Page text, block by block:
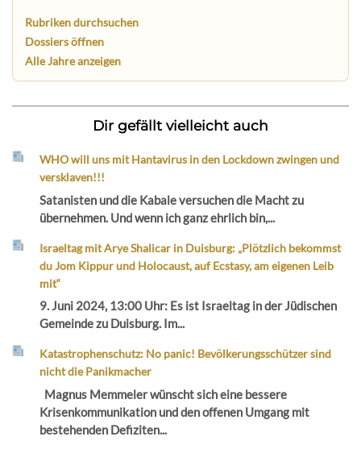
Rubriken durchsuchen
Dossiers öffnen
Alle Jahre anzeigen
Dir gefällt vielleicht auch
WHO will uns mit Hantavirus in den Lockdown zwingen und
versklaven!!!
Satanisten und die Kabale versuchen die Macht zu
übernehmen. Und wenn ich ganz ehrlich bin,...
Israeltag mit Arye Shalicar in Duisburg: „Plötzlich bekommst
du Jom Kippur und Holocaust, auf Ecstasy, am eigenen Leib
mit“
9. Juni 2024, 13:00 Uhr: Es ist Israeltag in der Jüdischen
Gemeinde zu Duisburg. Im...
Katastrophenschutz: No panic! Bevölkerungsschützer sind
nicht die Panikmacher
Magnus Memmeler wünscht sich eine bessere
Krisenkommunikation und den offenen Umgang mit
bestehenden Defiziten...